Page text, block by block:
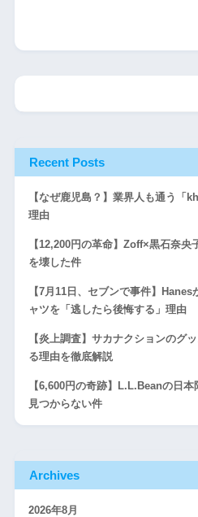
Recent Posts
【なぜ鹿児島？】業界人も通う「
理由
【12,200円の革命】Zoff×黒石奈央
を壊した件
【7月11日、セブンで事件】
ャツを「逃したら後悔する」理由
【炎上調査】サカナクションのグ
る理由を徹底解説
【6,600円の奇跡】L.L.Beanの日
見つからない件
Archives
2026年8月